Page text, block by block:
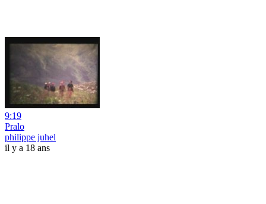
9:19
Pralo
philippe juhel
il y a 18 ans